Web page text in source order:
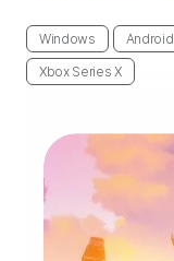
Windows Android
Xbox Series X